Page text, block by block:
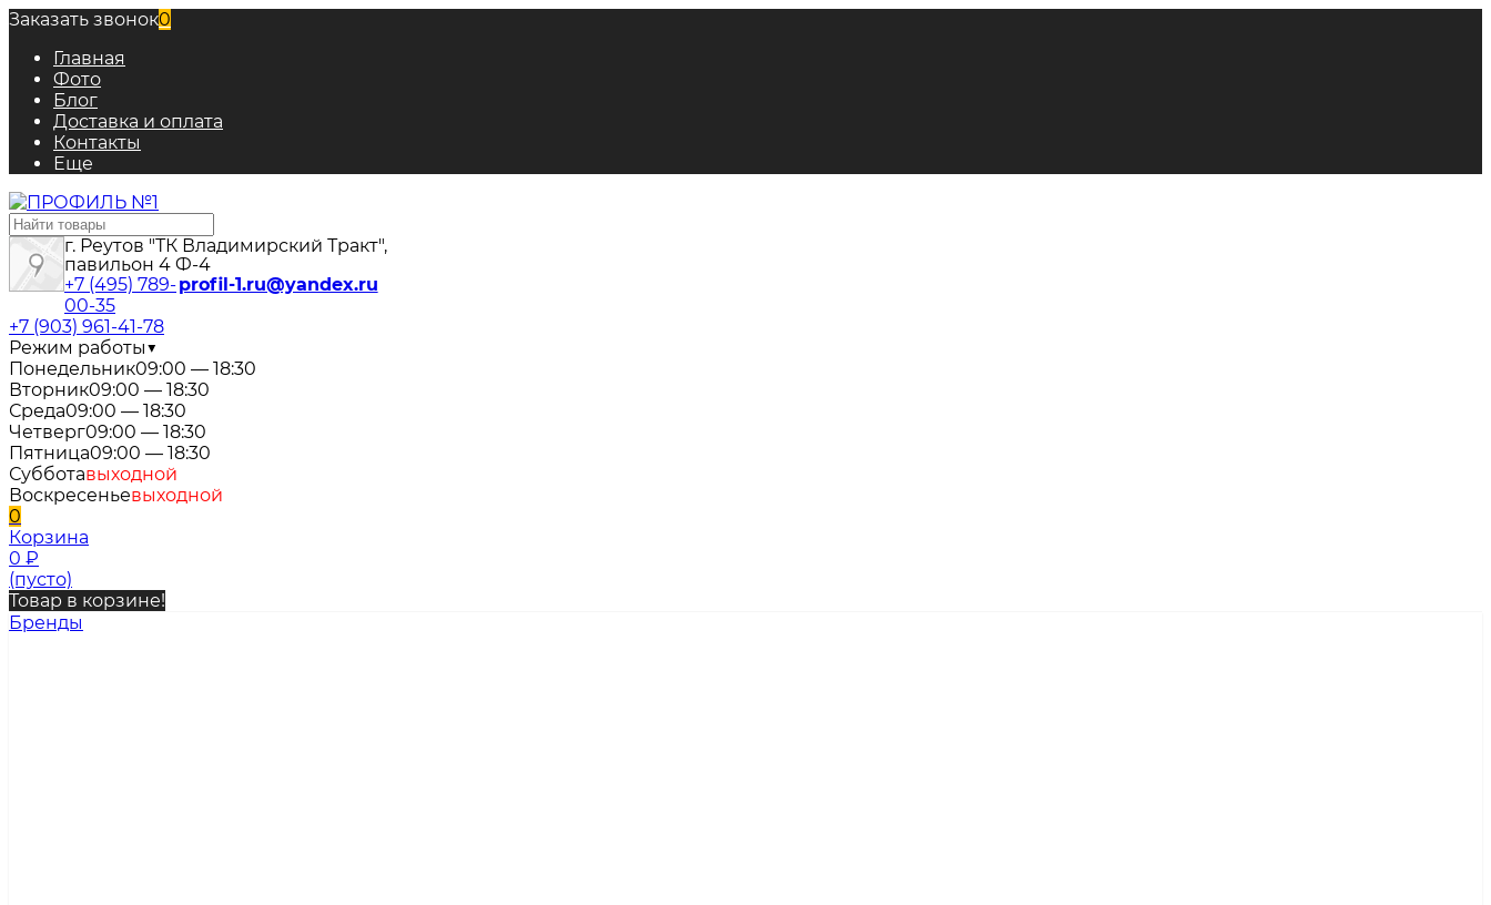
Заказать звонок0
Главная
Фото
Блог
Доставка и оплата
Контакты
Еще
г. Реутов "ТК Владимирский Тракт",
павильон 4 Ф-4
profil-1.ru@yandex.ru
+7 (495) 789-
00-35
+7 (903) 961-41-78
Режим работы▼
Понедельник09:00 — 18:30
Вторник09:00 — 18:30
Среда09:00 — 18:30
Четверг09:00 — 18:30
Пятница09:00 — 18:30
Субботавыходной
Воскресеньевыходной
0
Корзина
0 ₽
(пусто)
Товар в корзине!
Бренды